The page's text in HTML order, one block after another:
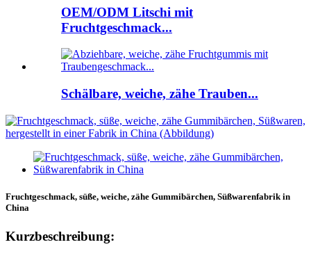
OEM/ODM Litschi mit
Fruchtgeschmack...
Schälbare, weiche, zähe Trauben...
Fruchtgeschmack, süße, weiche, zähe Gummibärchen, Süßwarenfabrik in
China
Kurzbeschreibung: